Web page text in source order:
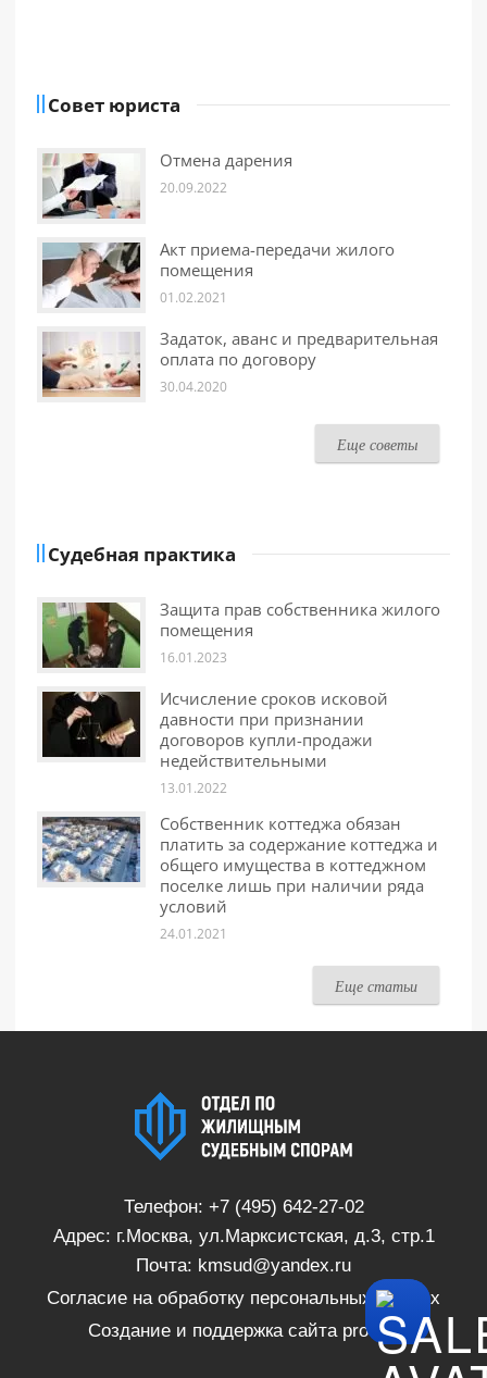
Совет юриста
Отмена дарения
20.09.2022
Акт приема-передачи жилого
помещения
01.02.2021
Задаток, аванс и предварительная
оплата по договору
30.04.2020
Еще советы
Судебная практика
Защита прав собственника жилого
помещения
16.01.2023
Исчисление сроков исковой
давности при признании
договоров купли-продажи
недействительными
13.01.2022
Собственник коттеджа обязан
платить за содержание коттеджа и
общего имущества в коттеджном
поселке лишь при наличии ряда
условий
24.01.2021
Еще статьи
Телефон: +7 (495) 642-27-02
Адрес: г.Москва, ул.Марксистская, д.3, стр.1
Почта: kmsud@yandex.ru
Согласие на обработку персональных данных
Создание и поддержка сайта proSite